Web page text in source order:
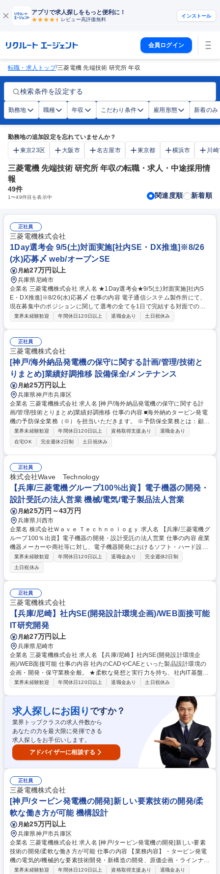
アプリで求人探しをもっと便利に！
レビュー高評価無料
インストール
会員ログイン
転職・求人トップ/三菱電機 先端技術 研究所 年収
検索条件を設定する
勤務地 職種 年収 こだわり条件 雇用形態 新着のみ
勤務地の追加設定を忘れていませんか？
東京23区
大阪市 名古屋市 東京都 横浜市 川
三菱電機 先端技術 研究所 年収の転職・求人・中途採用情
報
49件
1〜49件目を表示中 関連度順 新着順
正社員
三菱電機株式会社
1Day選考会 9/5(土)対面実施[社内SE・DX推進]※8/26
(水)応募〆 web/オープンSE
月給27万円以上
兵庫県尼崎市
企業名 三菱電機株式会社 求人名 ★1Day選考会★9/5(土)対面実施[社内S
E・DX推進]※8/26(水)応募〆 仕事の内容 電子通信システム製作所にて、
現在募集中のポジションに関して選考の全てを1日で完結する対面での説
明選考会★交通費支給※事前書類選考有 ★【選考ステップ】■8/26(水)応
塚口本町8丁目1-1にて ★こちらに応募を頂ければ、複数部門で書類選考
を実施。複数部門で同時に選考を実施する可能性もあります。事前に通過
ポジションもお伝えし、営業担当による面接アドバイスも実施できますの
で、少しでもご興味があれば、ぜひとも積極的にご応募ください！ 募集職
種 ★1Day選考会★9/5(土)対面実施[社内SE・DX推進]※8/26(水)応募〆
業界未経験歓迎 年間休日120日以上 退職金あり 土日祝休み
正社員
三菱電機株式会社
[神戸/海外納品発電機の保守に関する計画/管理/技術と
りまとめ]業績好調推移 設備保全/メンテナンス
月給25万円以上
兵庫県神戸市兵庫区
企業名 三菱電機株式会社 求人名 [神戸/海外納品発電機の保守に関する計
画/管理/技術とりまとめ]業績好調推移 仕事の内容 ■海外納めタービン発電
機の予防保全業務（※）を担当いただきます。 ※予防保全業務とは：顧客
に安全・安心してタービン発電機を継続運用頂くために、既に稼働中の発
電機に対して、定期的な分解点検(定期点検)、 消耗品等の交換及び新規高
性能部品の交換を計画、それを顧客へ提案・推奨提案ならびに受注後の工
事計画、調整、遂行に関わる取り纏め業務。【具体的には】（1）受注前
活動（2）見積資料作成、技術資料作成（3）工事計画（4）客先照会対応/
不具合対応などを担当。※主な出張先は担当エリアにより異なりますが、
アジア、中東、米州のいずれかとなります。 募集職種 [神戸/海外納品発電
機の保守に関する計画/管理/技術とりまとめ]業績好調推移
業界未経験歓迎 年間休日120日以上 資格取得支援あり
退職金あり
在宅OK
完全週休2日制 土日祝休み
正社員
株式会社Wave Technology
【兵庫/三菱電機グループ100%出資】電子機器の開発・
設計受託の法人営業 機械/電気/電子製品法人営業
月給25万円～43万円
兵庫県川西市
企業名 株式会社Ｗａｖｅ Ｔｅｃｈｎｏｌｏｇｙ 求人名 【兵庫/三菱電機グ
ループ100％出資】電子機器の開発・設計受託の法人営業 仕事の内容 産業
機器メーカーや商社等に対し、電子機器開発におけるソフト・ハード設計
や評価業務の受託提案営業をお任せします。Webからの新規反響4割、既
存6割で、テレアポ・飛び込みは一切ありません。 ■顧客ニーズの深耕か
ら課題抽出、技術部門と連携したソリューション提案、見積作成、受注ま
での一連のプロセスを主導 ■顧客データの分析および営業戦略の立案。担
当数は月20～30件程度 ■高周波・アナログ・デジタル回路、半導体、車載
機器など、幅広い先端技術領域に携わるため、単なるモノ売りではなく
「課題解決型」の技術営業として市場価値を高められます。個の裁量が大
きく、自らゴールへの道筋を立てて行動できます 募集職種 【兵庫/三菱電
機グループ100％出資】電子機器の開発・設計受託の法人営業
業界未経験歓迎 年間休日120日以上 退職金あり
完全週休2日制
土日祝休み
正社員
三菱電機株式会社
【兵庫/尼崎】社内SE(開発設計環境企画)/WEB面接可能
IT研究開発
月給27万円以上
兵庫県尼崎市
企業名 三菱電機株式会社 求人名 【兵庫/尼崎】社内SE(開発設計環境企
画)/WEB面接可能 仕事の内容 社内のCADやCAEといった製品設計環境の
企画・開発・保守業務全般。 ★柔軟な発想と実行力を持ち、社内IT基盤の
安定運用と改善、DX推進による業務効率化、AI技術の活用による新たな
板・配線も含む)CAD/CAE利用環境の企画・構築・保守■電気系CADデー
タ管理システム(EDM:Engineering Data Management)の導入■CADデー
タ活用による設計・製造業務改善の企画・推進 【使用言語、環境、ツー
ル】・Siemens Xpedition Designer ・Siemens Xpedition EDMなど 募集
職種 【兵庫/尼崎】社内SE(開発設計環境企画)/WEB面接可能
業界未経験歓迎 年間休日120日以上 退職金あり 土日祝休み
求人探しにお困り ですか？
業界トップクラスの求人件数から
あなたの力を最大限に発揮できる
求人探しをお手伝いします。
アドバイザーに相談する
正社員
三菱電機株式会社
[神戸/タービン発電機の開発]新しい要素技術の開発/柔
軟な働き方が可能 機構設計
月給25万円以上
兵庫県神戸市兵庫区
企業名 三菱電機株式会社 求人名 [神戸/タービン発電機の開発]新しい要素
技術の開発/柔軟な働き方が可能 仕事の内容 【業務内容】・タービン発電
機の電気的/機械的な要素技術開発・新構造の開発、原価企画・ラインナッ
プ開発、技術検証などをお任せします。≪具体的には≫＜開発設計＞(1)要
業界未経験歓迎 年間休日120日以上 資格取得支援あり
退職金あり